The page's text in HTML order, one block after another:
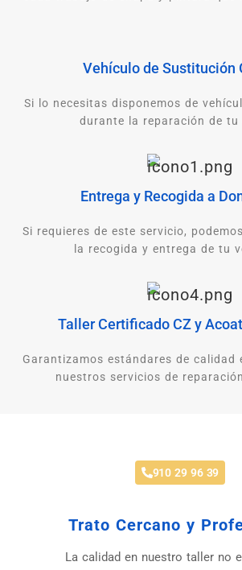
Vehículo de Sustitución
Si lo necesitas disponemos de
durante la reparación de tu
Entrega y Recogida a
Si requieres de este servicio,
la recogida y entrega de tu
Taller Certificado CZ y
Garantizamos estándares de calidad
nuestros servicios de
910 29 96 39
Trato Cercano y
La calidad en nuestro taller no